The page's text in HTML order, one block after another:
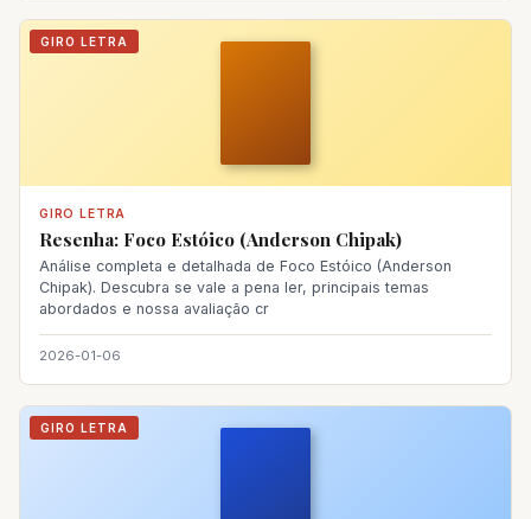
GIRO LETRA
GIRO LETRA
Resenha: Foco Estóico (Anderson Chipak)
Análise completa e detalhada de Foco Estóico (Anderson
Chipak). Descubra se vale a pena ler, principais temas
abordados e nossa avaliação cr
2026-01-06
GIRO LETRA